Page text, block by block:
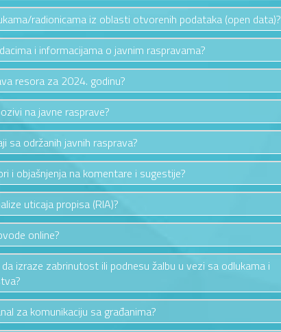
radionicama iz oblasti otvorenih podataka (open data)?
i informacijama o javnim raspravama?
resora za 2024. godinu?
na javne rasprave?
sa održanih javnih rasprava?
i objašnjenja na komentare i sugestije?
uticaja propisa (RIA)?
online?
izraze zabrinutost ili podnesu žalbu u vezi sa odlukama i
za komunikaciju sa građanima?